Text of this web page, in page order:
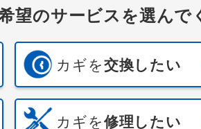
望のサービスを選んで
カギを交換したい
カギを修理したい